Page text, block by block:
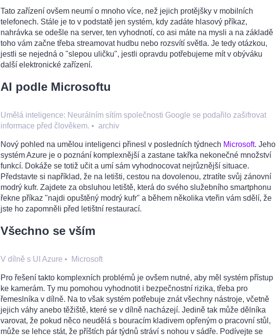
Tato zařízení ovšem neumí o mnoho více, než jejich protějšky v mobilních
telefonech. Stále je to v podstatě jen systém, kdy zadáte hlasový příkaz,
nahrávka se odešle na server, ten vyhodnotí, co asi máte na mysli a na základě
toho vám začne třeba streamovat hudbu nebo rozsvítí světla. Je tedy otázkou,
jestli se nejedná o "slepou uličku", jestli opravdu potřebujeme mít v obýváku
další elektronické zařízení.
AI podle Microsoftu
Umělá inteligence: Neurálním sítím společnosti Google se podařilo zašifrovat
informace před člověkem. • archiv
Nový pohled na umělou inteligenci přinesl v posledních týdnech Microsoft. Jeho
systém Azure je o poznání komplexnější a zastane takřka nekonečné množství
funkcí. Dokáže se totiž učit a umí sám vyhodnocovat nejrůznější situace.
Představte si například, že na letišti, cestou na dovolenou, ztratíte svůj zánovní
modrý kufr. Zajdete za obsluhou letiště, která do svého služebního smartphonu
řekne příkaz "najdi opuštěný modrý kufr" a během několika vteřin vám sdělí, že
jste ho zapomněli před letištní restaurací.
Všechno se vším
V dílně s UI Azure • Microsoft
Pro řešení takto komplexních problémů je ovšem nutné, aby měl systém přístup
ke kamerám. Ty mu pomohou vyhodnotit i bezpečnostní rizika, třeba pro
řemeslníka v dílně. Na to však systém potřebuje znát všechny nástroje, včetně
jejich váhy anebo těžiště, které se v dílně nacházejí. Jedině tak může dělníka
varovat, že pokud něco neudělá s bouracím kladivem opřeným o pracovní stůl,
může se lehce stát, že příštích pár týdnů stráví s nohou v sádře. Podívejte se